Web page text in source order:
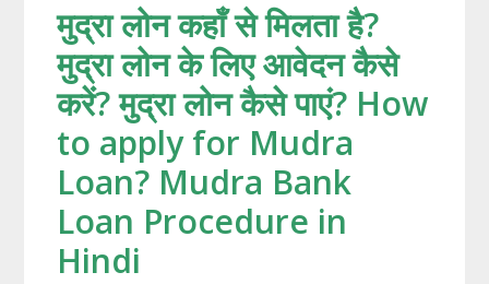
मुद्रा लोन कहाँ से मिलता है?
मुद्रा लोन के लिए आवेदन कैसे
करें? मुद्रा लोन कैसे पाएं? How
to apply for Mudra
Loan? Mudra Bank
Loan Procedure in
Hindi